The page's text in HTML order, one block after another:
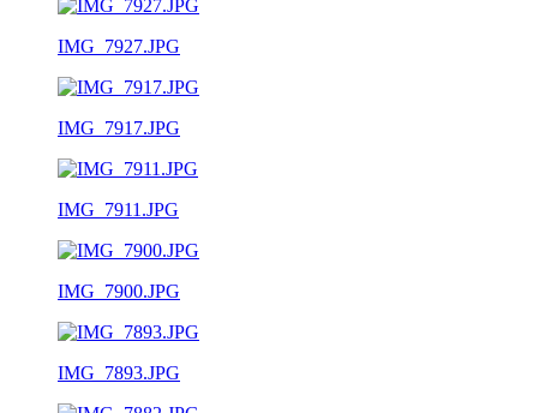
IMG_7927.JPG
IMG_7917.JPG
IMG_7911.JPG
IMG_7900.JPG
IMG_7893.JPG